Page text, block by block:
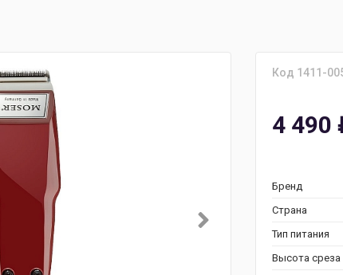
Код 1411-
4 490
Бренд
Страна
Тип питания
Высота среза